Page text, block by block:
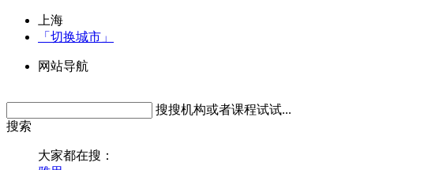
上海
「切换城市」
网站导航
搜搜机构或者课程试试...
搜索
大家都在搜：